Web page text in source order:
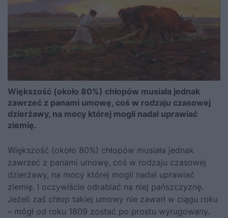
Większość (około 80%) chłopów musiała jednak
zawrzeć z panami umowę, coś w rodzaju czasowej
dzierżawy, na mocy której mogli nadal uprawiać
ziemię.
Większość (około 80%) chłopów musiała jednak
zawrzeć z panami umowę, coś w rodzaju czasowej
dzierżawy, na mocy której mogli nadal uprawiać
ziemię. I oczywiście odrabiać na niej pańszczyznę.
Jeżeli zaś chłop takiej umowy nie zawarł w ciągu roku
– mógł od roku 1809 zostać po prostu wyrugowany.